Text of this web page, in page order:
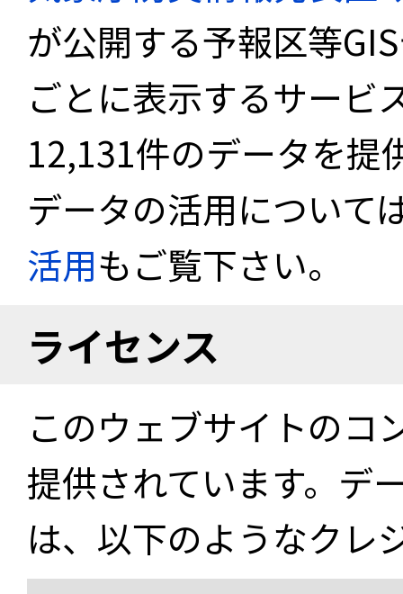
が公開する予報区等
ごとに表示するサービ
12,131件のデータを提
データの活用について
活用もご覧下さい。
ライセンス
このウェブサイトのコ
提供されています。デ
は、以下のようなクレ